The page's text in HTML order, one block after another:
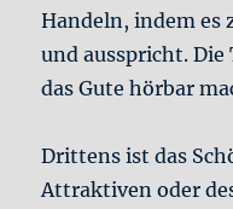
Handeln, indem es
und ausspricht.
das Gute hörbar
Drittens ist das
Attraktiven oder